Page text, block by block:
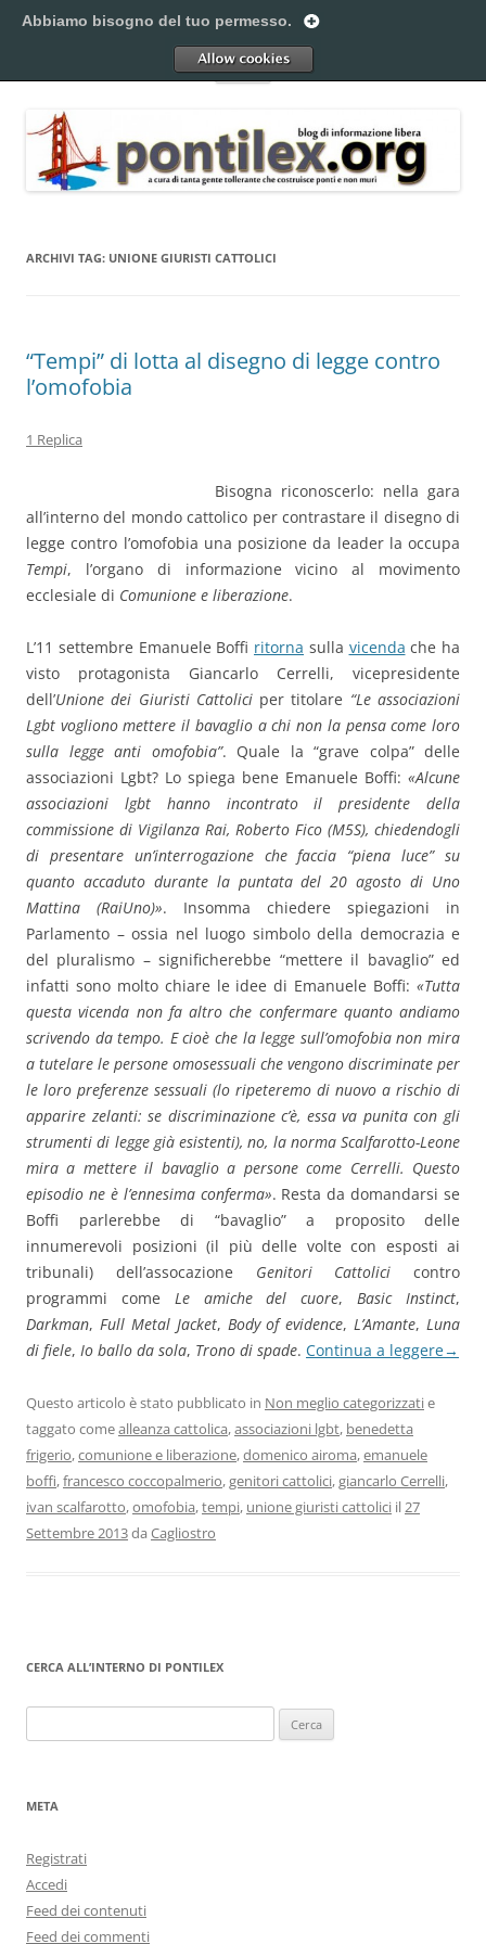
al
Pontilex
Menu
ARCHIVI TAG: UNIONE GIURISTI CATTOLICI
“Tempi” di lotta al disegno di legge contro
l’omofobia
1 Replica
Bisogna riconoscerlo: nella gara
all’interno del mondo cattolico per contrastare il disegno di
legge contro l’omofobia una posizione da leader la occupa
Tempi, l’organo di informazione vicino al movimento
ecclesiale di Comunione e liberazione.
L’11 settembre Emanuele Boffi ritorna sulla vicenda che ha
visto protagonista Giancarlo Cerrelli, vicepresidente
dell’Unione dei Giuristi Cattoliciper titolare “Le associazioni
Lgbt vogliono mettere il bavaglio a chi non la pensa come loro
sulla legge anti omofobia”. Quale la “grave colpa” delle
associazioni Lgbt? Lo spiega bene Emanuele Boffi: «Alcune
associazioni lgbt hanno incontrato il presidente della
commissione di Vigilanza Rai, Roberto Fico (M5S), chiedendogli
di presentare un’interrogazione che faccia “piena luce” su
quanto accaduto durante la puntata del 20 agosto di Uno
Mattina (RaiUno)». Insomma chiedere spiegazioni in
Parlamento – ossia nel luogo simbolo della democrazia e
del pluralismo – significherebbe “mettere il bavaglio” ed
infatti sono molto chiare le idee di Emanuele Boffi: «Tutta
questa vicenda non fa altro che confermare quanto andiamo
scrivendo da tempo. E cioè che la legge sull’omofobia non mira
a tutelare le persone omosessuali che vengono discriminate per
le loro preferenze sessuali (lo ripeteremo di nuovo a rischio di
apparire zelanti: se discriminazione c’è, essa va punita con gli
strumenti di legge già esistenti), no, la norma Scalfarotto-Leone
mira a mettere il bavaglio a persone come Cerrelli. Questo
episodio ne è l’ennesima conferma». Resta da domandarsi se
Boffi parlerebbe di “bavaglio” a proposito delle
innumerevoli posizioni (il più delle volte con esposti ai
tribunali) dell’assocazione Genitori Cattolici contro
programmi come Le amiche del cuore,Basic Instinct,
Darkman, Full Metal Jacket, Body of evidence,L’Amante, Luna
di fiele, Io ballo da sola, Trono di spade. Continua a leggere→
Questo articolo è stato pubblicato in Non meglio categorizzatie
taggato comealleanza cattolica,associazioni lgbt, benedetta
frigerio,comunione e liberazione,domenico airoma,emanuele
boffi,francesco coccopalmerio,genitori cattolici,giancarlo Cerrelli,
ivan scalfarotto,omofobia,tempi, unione giuristi cattolici il27
Settembre 2013da Cagliostro
CERCA ALL’INTERNO DI PONTILEX
per:
META
Registrati
Accedi
Feed dei contenuti
Feed dei commenti
Abbiamo bisogno del tuo permesso.